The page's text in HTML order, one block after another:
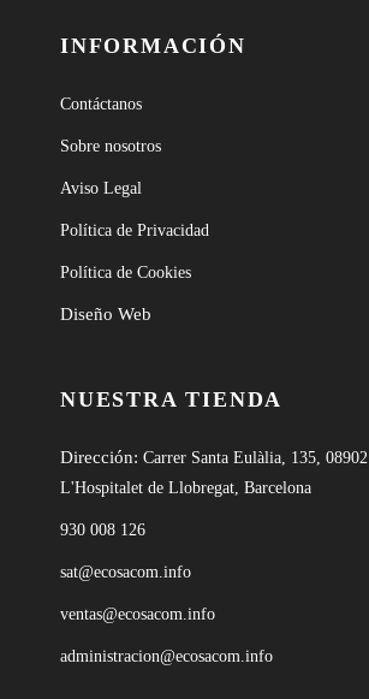
INFORMACIÓN
Contáctanos
Sobre nosotros
Aviso Legal
Política de Privacidad
Política de Cookies
Diseño Web
NUESTRA TIENDA
Dirección: Carrer Santa Eulàlia, 135, 08902
L'Hospitalet de Llobregat, Barcelona
930 008 126
sat@ecosacom.info
ventas@ecosacom.info
administracion@ecosacom.info